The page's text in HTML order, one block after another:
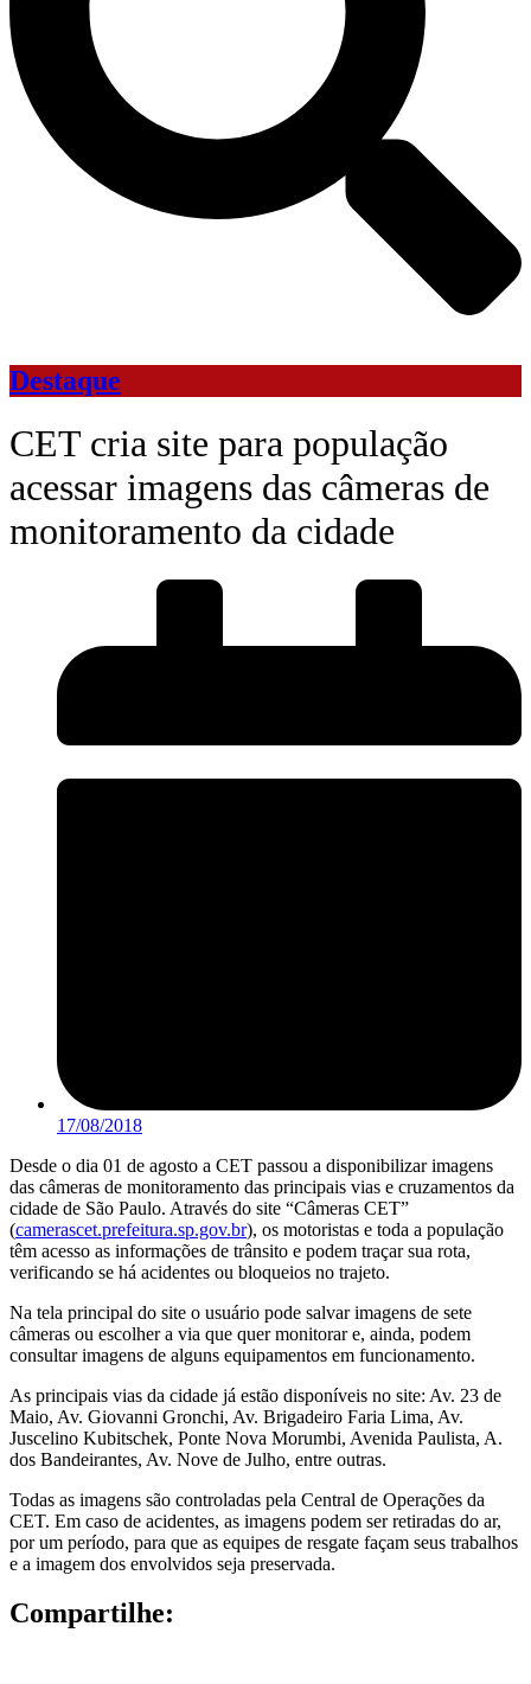
Destaque
CET cria site para população
acessar imagens das câmeras de
monitoramento da cidade
17/08/2018
Desde o dia 01 de agosto a CET passou a disponibilizar imagens
das câmeras de monitoramento das principais vias e cruzamentos da
cidade de São Paulo. Através do site “Câmeras CET”
(camerascet.prefeitura.sp.gov.br), os motoristas e toda a população
têm acesso as informações de trânsito e podem traçar sua rota,
verificando se há acidentes ou bloqueios no trajeto.
Na tela principal do site o usuário pode salvar imagens de sete
câmeras ou escolher a via que quer monitorar e, ainda, podem
consultar imagens de alguns equipamentos em funcionamento.
As principais vias da cidade já estão disponíveis no site: Av. 23 de
Maio, Av. Giovanni Gronchi, Av. Brigadeiro Faria Lima, Av.
Juscelino Kubitschek, Ponte Nova Morumbi, Avenida Paulista, A.
dos Bandeirantes, Av. Nove de Julho, entre outras.
Todas as imagens são controladas pela Central de Operações da
CET. Em caso de acidentes, as imagens podem ser retiradas do ar,
por um período, para que as equipes de resgate façam seus trabalhos
e a imagem dos envolvidos seja preservada.
Compartilhe: